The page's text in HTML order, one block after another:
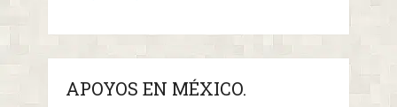
APOYOS EN MÉXICO.